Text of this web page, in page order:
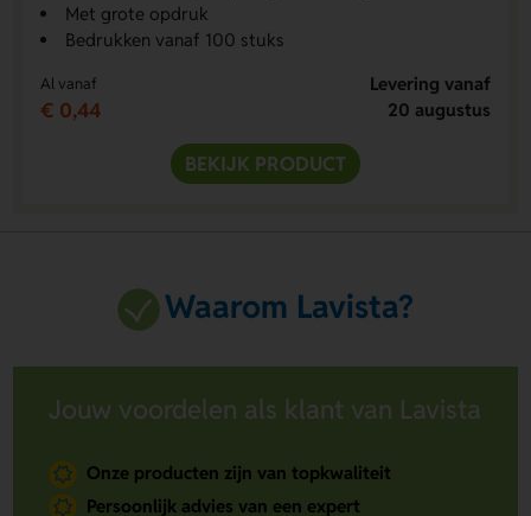
Met grote opdruk
Bedrukken vanaf 100 stuks
Al vanaf
€ 0,44
Levering vanaf
20 augustus
BEKIJK PRODUCT
Waarom Lavista?
Jouw voordelen als klant van Lavista
Onze producten zijn van topkwaliteit
Persoonlijk advies van een expert